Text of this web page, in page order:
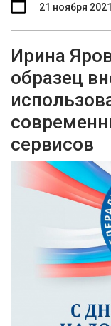
Ирина
образец
сервисов
21 ноября 2021